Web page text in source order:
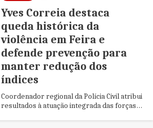
Yves Correia destaca
queda histórica da
violência em Feira e
defende prevenção para
manter redução dos
índices
Coordenador regional da Polícia Civil atribui
resultados à atuação integrada das forças